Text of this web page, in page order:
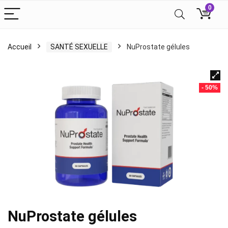
0
Accueil SANTÉ SEXUELLE NuProstate gélules
- 50%
NuProstate gélules